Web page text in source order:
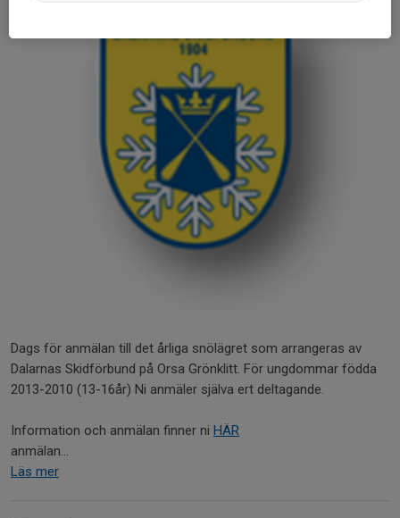
Dags för anmälan till det årliga snölägret som arrangeras av
Dalarnas Skidförbund på Orsa Grönklitt. För ungdommar födda
2013-2010 (13-16år) Ni anmäler själva ert deltagande.
Information och anmälan finner ni HÄR
anmälan...
Läs mer